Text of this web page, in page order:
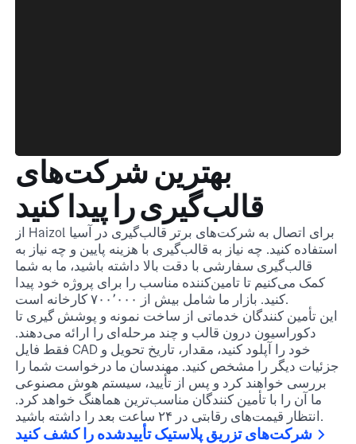
بهترین شرکت‌های
قالب‌گیری را پیدا کنید
از Haizol برای اتصال به شرکت‌های برتر قالب‌گیری در آسیا
استفاده کنید. چه نیاز به قالب‌گیری با هزینه پایین و چه نیاز به
قالب‌گیری سفارشی با دقت بالا داشته باشید، ما به شما
کمک می‌کنیم تا تامین‌کننده مناسب را برای پروژه خود پیدا
کنید. بازار ما شامل بیش از ۷۰۰٬۰۰۰ کارخانه است.
این تأمین کنندگان خدماتی از ساخت نمونه و پوشش گیری تا
دکوراسیون درون قالب و چند مرحله‌ای را ارائه می‌دهند.
فقط فایل CAD خود را آپلود کنید، مقدار، تاریخ تحویل و
جزئیات دیگر را مشخص کنید. مهندسان ما درخواست شما را
بررسی خواهند کرد و پس از تأیید، سیستم هوش مصنوعی
ما آن را با تأمین کنندگان مناسب‌ترین هماهنگ خواهد کرد.
انتظار قیمت‌های رقابتی در ۲۴ ساعت بعد را داشته باشید.
شرکت‌های تزریق پلاستیک تأییدشده را کشف کنید